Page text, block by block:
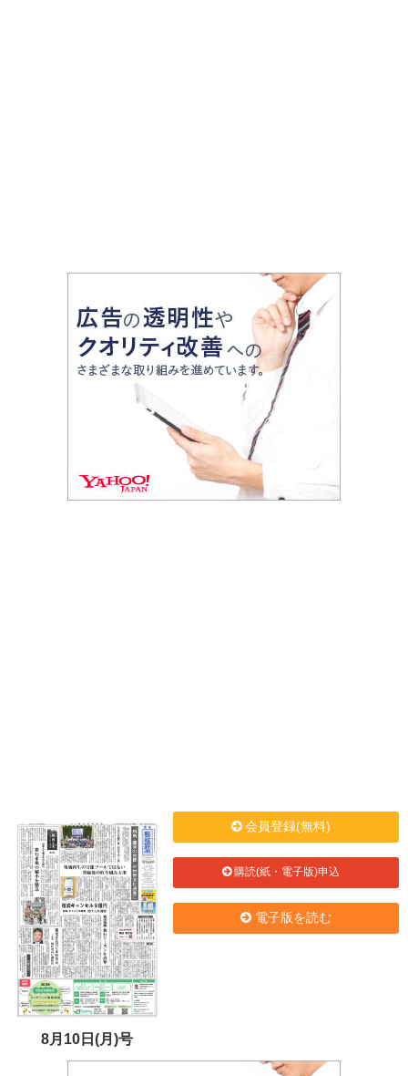
8月10日(月)号
会員登録(無料)
購読(紙・電子版)申込
電子版を読む